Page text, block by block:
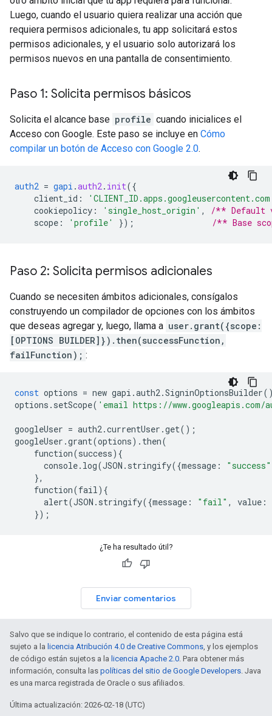
Luego, cuando el usuario quiera realizar una acción que
requiera permisos adicionales, tu app solicitará estos
permisos adicionales, y el usuario solo autorizará los
permisos nuevos en una pantalla de consentimiento.
Paso 1: Solicita permisos básicos
Solicita el alcance base profile cuando inicialices el
Acceso con Google. Este paso se incluye en Cómo
compilar un botón de Acceso con Google 2.0.
auth2 = gapi .auth2. init({
client_id :
cookiepolicy : 'single_host_origin' ,
/** Default
scope : 'profile' }); /** Base
Paso 2: Solicita permisos adicionales
Cuando se necesiten ámbitos adicionales, consígalos
construyendo un compilador de opciones con los ámbitos
que deseas agregar y, luego, llama a user.grant({scope:
[OPTIONS BUILDER]}).then(successFunction,
failFunction); :
const options = new gapi .auth2.SigninOptionsBuilder
options . setScope( 'email https://
googleUser = auth2.currentUser .get();
googleUser .grant(options) . then(
function(success){
console. log(JSON . stringify({message : "success"
},
function(fail){
alert(JSON . stringify({message : "fail" , value :
});
¿Te ha resultado útil?
Enviar comentarios
Salvo que se indique lo contrario, el contenido de esta página está
sujeto a la licencia Atribución 4.0 de Creative Commons, y los ejemplos
de código están sujetos a la licencia Apache 2.0. Para obtener más
información, consulta las políticas del sitio de Google Developers. Java
es una marca registrada de Oracle o sus afiliados.
Última actualización: 2026-02-18 (UTC)